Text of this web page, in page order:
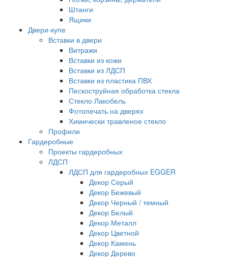
Штанги
Ящики
Двери-купе
Вставки в двери
Витражи
Вставки из кожи
Вставки из ЛДСП
Вставки из пластика ПВХ
Пескоструйная обработка стекла
Стекло Лакобель
Фотопечать на дверях
Химически травленое стекло
Профили
Гардеробные
Проекты гардеробных
ЛДСП
ЛДСП для гардеробных EGGER
Декор Серый
Декор Бежевый
Декор Черный / темный
Декор Белый
Декор Металл
Декор Цветной
Декор Камень
Декор Дерево